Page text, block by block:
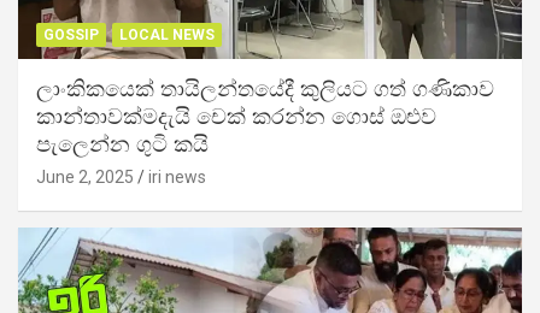
GOSSIP LOCAL NEWS
ලාංකිකයෙක් තායිලන්තයේදී කුලියට ගත් ගණිකාව
කාන්තාවක්මදැයි චෙක් කරන්න ගොස් ඔළුව
පැලෙන්න ගුටි කයි
June 2, 2025 iri news